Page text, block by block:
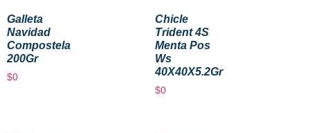
Galleta
Navidad
Compostela
200Gr
$0
Chicle
Trident 4S
Menta Pos
Ws
40X40X5.2Gr
$0